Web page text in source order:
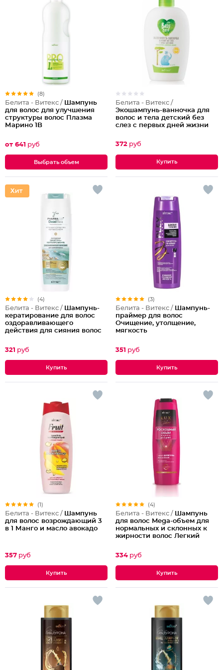
(8)
Белита - Витекс / Шампунь
для волос для улучшения
структуры волос Плазма
Марино 1B
от 641 руб
Выбрать объем
Белита - Витекс /
Экошампунь-ванночка для
волос и тела детский без
слез с первых дней жизни
372 руб
(4)
Белита - Витекс / Шампунь-
кератирование для волос
оздоравливающего
действия для сияния волос
321 руб
(3)
Белита - Витекс / Шампунь-
праймер для волос
Очищение, утолщение,
мягкость
351 руб
(1)
Белита - Витекс / Шампунь
для волос возрождающий 3
в 1 Манго и масло авокадо
357 руб
(4)
Белита - Витекс / Шампунь
для волос Mega-объем для
нормальных и склонных к
жирности волос Легкий
334 руб